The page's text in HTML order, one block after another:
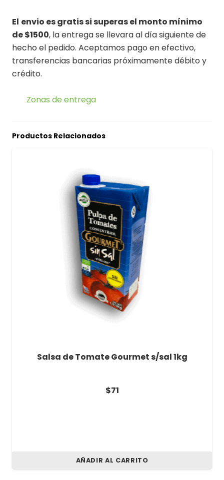
El envio es gratis si superas el monto mínimo
de $1500, la entrega se llevara al día siguiente de
hecho el pedido. Aceptamos pago en efectivo,
transferencias bancarias próximamente débito y
crédito.
Zonas de entrega
Productos Relacionados
Salsa de Tomate Gourmet s/sal 1kg
$71
AÑADIR AL CARRITO